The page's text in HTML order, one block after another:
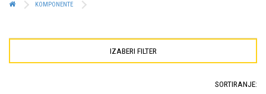
KOMPONENTE
IZABERI FILTER
SORTIRANJE: